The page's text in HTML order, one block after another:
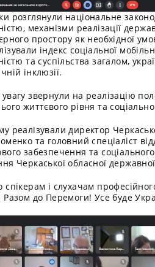
розглянули національне
механізми реалізації
простору як необхідної
індекс соціальної
та суспільства загалом,
інклюзії.
звернули на реалізацію
життєвого рівня та
реалізували директор
та головний спеціаліст
забезпечення та
Черкаської обласної
спікерам і слухачам
Разом до Перемоги! Усе буде